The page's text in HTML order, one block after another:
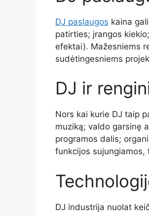
DJ paslaugos kaina
patirties; įrangos
efektai). Mažesniems
sudėtingesniems
DJ ir
Nors kai kurie DJ taip
muziką; valdo garsinę
programos dalis;
funkcijos
DJ industrija nuolat